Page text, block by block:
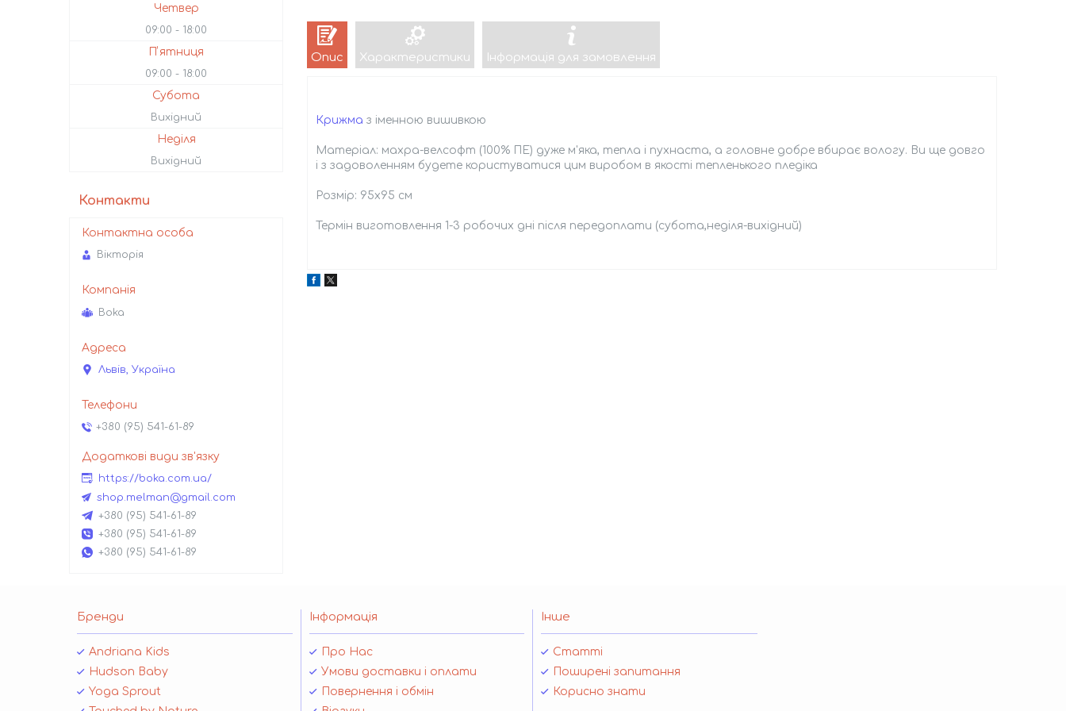
Опис Характеристики Інформація для замовлення
Крижма з іменною вишивкою
Матеріал: махра-велсофт (100% ПЕ) дуже м'яка, тепла і пухнаста, а головне добре вбирає вологу. Ви ще довго
і з задоволенням будете користуватися цим виробом в якості тепленького пледіка
Розмір: 95х95 см
Термін виготовлення 1-3 робочих дні після передоплати (субота,неділя-вихідний)
Четвер
09:00 18:00
Пʼятниця
09:00 18:00
Субота
Вихідний
Неділя
Вихідний
Контакти
Вікторія
Boka
Львів, Україна
+380 (95) 541-61-89
https://boka.com.ua/
shop.melman@gmail.com
+380 (95) 541-61-89
+380 (95) 541-61-89
+380 (95) 541-61-89
Бренди
Andriana Kids
Hudson Baby
Yoga Sprout
Інформація
Про Нас
Умови доставки і оплати
Повернення і обмін
Інше
Статті
Поширені запитання
Корисно знати